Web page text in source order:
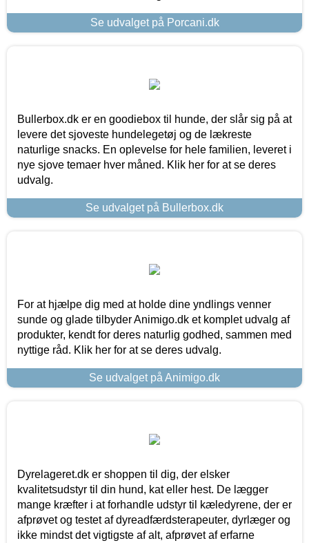
Se udvalget på Porcani.dk
Bullerbox.dk er en goodiebox til hunde, der slår sig på at
levere det sjoveste hundelegetøj og de lækreste
naturlige snacks. En oplevelse for hele familien, leveret i
nye sjove temaer hver måned. Klik her for at se deres
udvalg.
Se udvalget på Bullerbox.dk
For at hjælpe dig med at holde dine yndlings venner
sunde og glade tilbyder Animigo.dk et komplet udvalg af
produkter, kendt for deres naturlig godhed, sammen med
nyttige råd. Klik her for at se deres udvalg.
Se udvalget på Animigo.dk
Dyrelageret.dk er shoppen til dig, der elsker
kvalitetsudstyr til din hund, kat eller hest. De lægger
mange kræfter i at forhandle udstyr til kæledyrene, der er
afprøvet og testet af dyreadfærdsterapeuter, dyrlæger og
ikke mindst det vigtigste af alt, afprøvet af erfarne